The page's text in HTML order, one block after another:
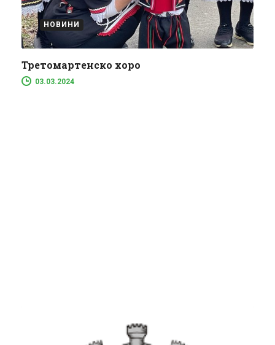
НОВИНИ
Третомартенско хоро
03.03.2024